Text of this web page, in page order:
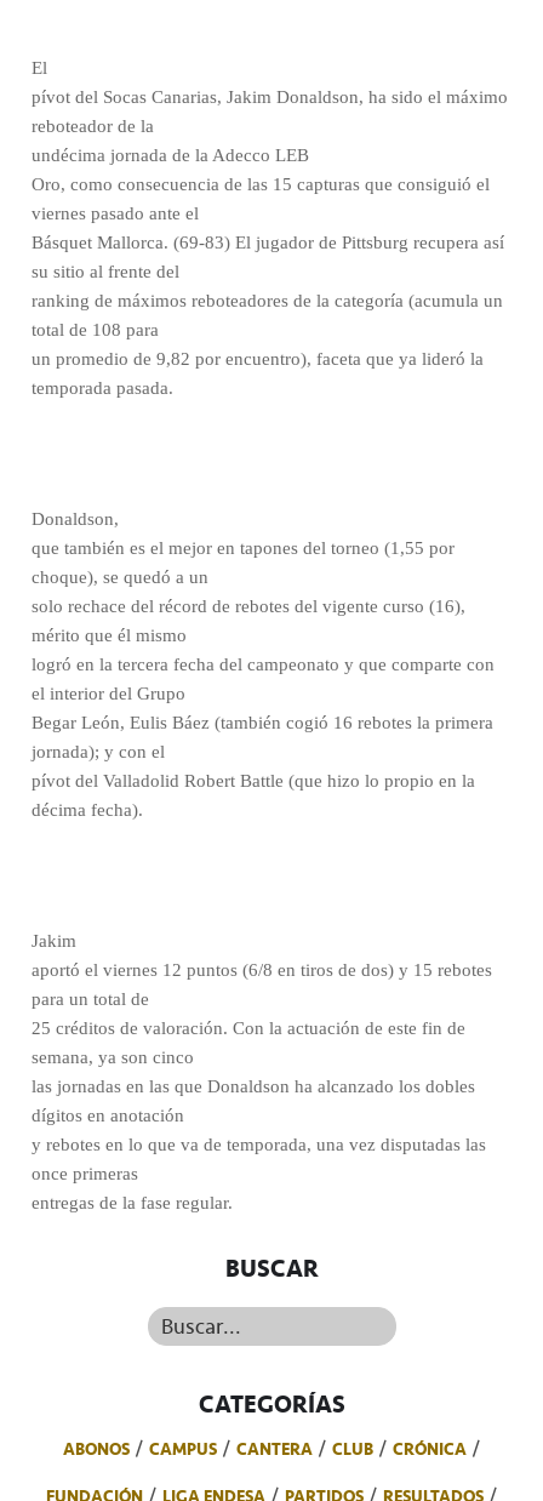
El
pívot del Socas Canarias, Jakim Donaldson, ha sido el máximo
reboteador de la
undécima jornada de la Adecco LEB
Oro, como consecuencia de las 15 capturas que consiguió el
viernes pasado ante el
Básquet Mallorca. (69-83) El jugador de Pittsburg recupera así
su sitio al frente del
ranking de máximos reboteadores de la categoría (acumula un
total de 108 para
un promedio de 9,82 por encuentro), faceta que ya lideró la
temporada pasada.
Donaldson,
que también es el mejor en tapones del torneo (1,55 por
choque), se quedó a un
solo rechace del récord de rebotes del vigente curso (16),
mérito que él mismo
logró en la tercera fecha del campeonato y que comparte con
el interior del Grupo
Begar León, Eulis Báez (también cogió 16 rebotes la primera
jornada); y con el
pívot del Valladolid Robert Battle (que hizo lo propio en la
décima fecha).
Jakim
aportó el viernes 12 puntos (6/8 en tiros de dos) y 15 rebotes
para un total de
25 créditos de valoración. Con la actuación de este fin de
semana, ya son cinco
las jornadas en las que Donaldson ha alcanzado los dobles
dígitos en anotación
y rebotes en lo que va de temporada, una vez disputadas las
once primeras
entregas de la fase regular.
BUSCAR
Buscar...
CATEGORÍAS
ABONOS CAMPUS CANTERA CLUB
CRÓNICA